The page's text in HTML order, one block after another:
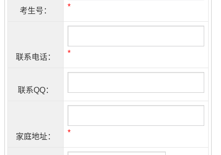
考生号： *
联系电话： *
联系QQ：
家庭地址： *